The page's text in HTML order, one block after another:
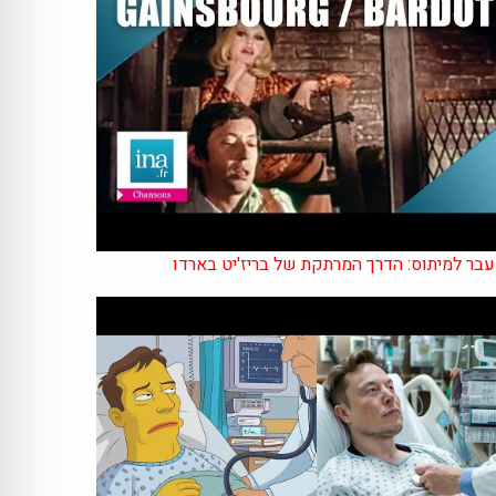
למיתוס: הדרך המרתקת של בריז'יט בארדו